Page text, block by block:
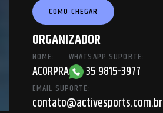
COMO CHEGAR
ORGANIZADOR
NOME:
ACORPRA
WHATSAPP SUPORTE:
35 9815-3977
EMAIL SUPORTE:
contato@activesports.com.br